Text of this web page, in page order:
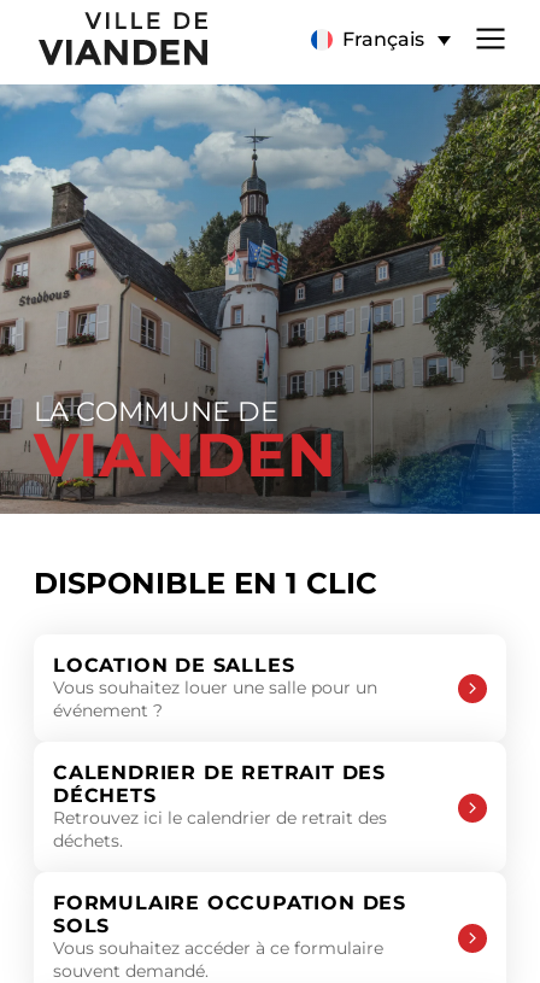
Page
d’accueil
Français
Menu
de
navigation
principal
LA COMMUNE DE
VIANDEN
DISPONIBLE EN 1 CLIC
LOCATION DE SALLES
Vous souhaitez louer une salle pour un
événement ?
CALENDRIER DE RETRAIT DES
DÉCHETS
Retrouvez ici le calendrier de retrait des
déchets.
FORMULAIRE OCCUPATION DES
SOLS
Vous souhaitez accéder à ce formulaire
souvent demandé.